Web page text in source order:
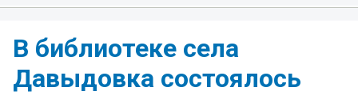
В библиотеке села
Давыдовка состоялось